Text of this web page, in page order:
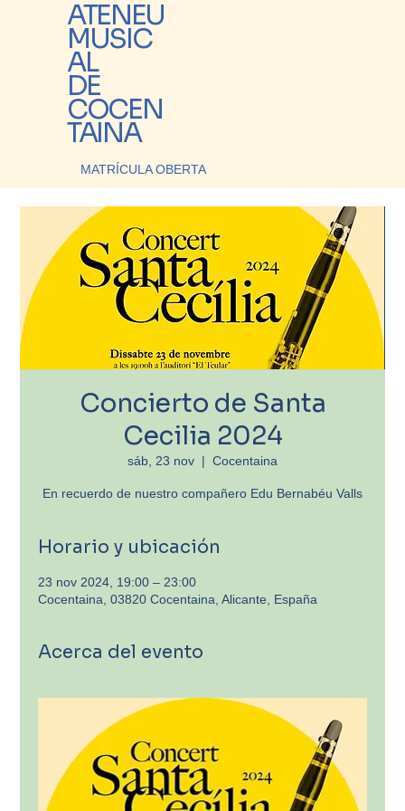
MATRÍCULA OBERTA
ATENEU
MUSIC
AL
DE
COCEN
TAINA
Concierto de Santa
Cecilia 2024
sáb, 23 nov
  |
Cocentaina
En recuerdo de nuestro compañero Edu Bernabéu Valls
Horario y ubicación
23 nov 2024, 19:00 – 23:00
Cocentaina, 03820 Cocentaina, Alicante, España
Acerca del evento